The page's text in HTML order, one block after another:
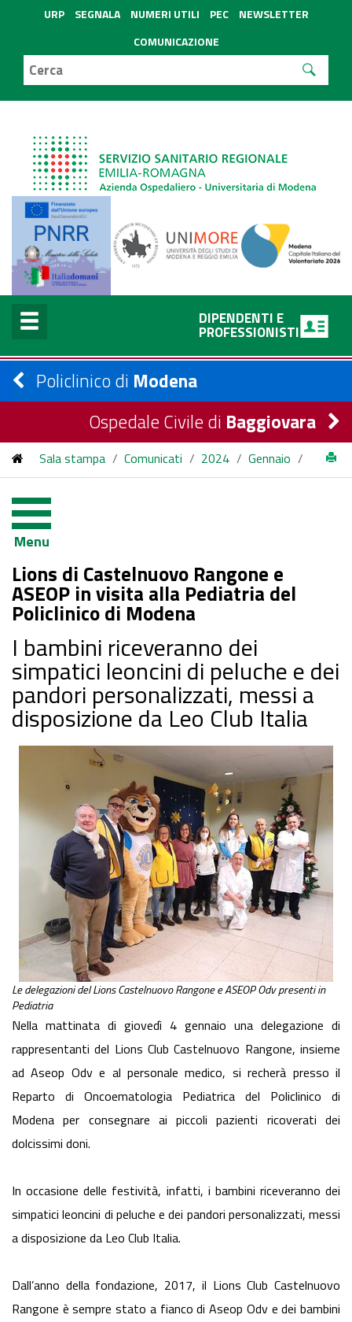
URP SEGNALA NUMERI UTILI PEC
NEWSLETTER
COMUNICAZIONE
DIPENDENTI E
PROFESSIONISTI
Policlinico di Modena
Ospedale Civile di Baggiovara
Sala stampa / Comunicati / 2024 / Gennaio /
del Policlinico di Modena
Menu
Lions di Castelnuovo Rangone e
ASEOP in visita alla Pediatria del
Policlinico di Modena
I bambini riceveranno dei
simpatici leoncini di peluche e dei
pandori personalizzati, messi a
disposizione da Leo Club Italia
Le delegazioni del Lions Castelnuovo Rangone e ASEOP Odv presenti in
Pediatria
Nella mattinata di giovedì 4 gennaio una delegazione di
rappresentanti del Lions Club Castelnuovo Rangone, insieme
ad Aseop Odv e al personale medico, si recherà presso il
Reparto di Oncoematologia Pediatrica del Policlinico di
Modena per consegnare ai piccoli pazienti ricoverati dei
dolcissimi doni.
In occasione delle festività, infatti, i bambini riceveranno dei
simpatici leoncini di peluche e dei pandori personalizzati, messi
a disposizione da Leo Club Italia.
Dall’anno della fondazione, 2017, il Lions Club Castelnuovo
Rangone è sempre stato a fianco di Aseop Odv e dei bambini